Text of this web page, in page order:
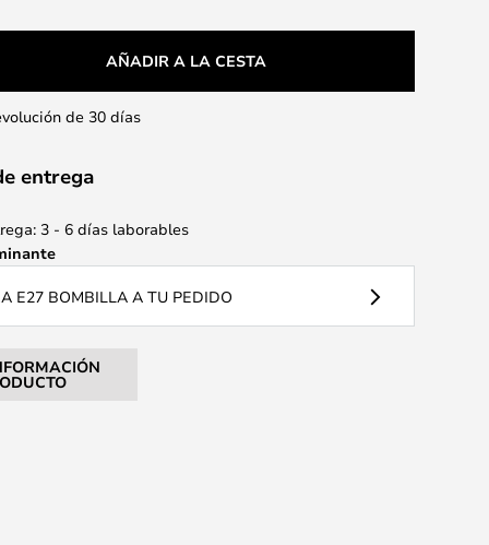
AÑADIR A LA CESTA
de 30 días
entrega
3 - 6 días laborables
E27 BOMBILLA A TU PEDIDO